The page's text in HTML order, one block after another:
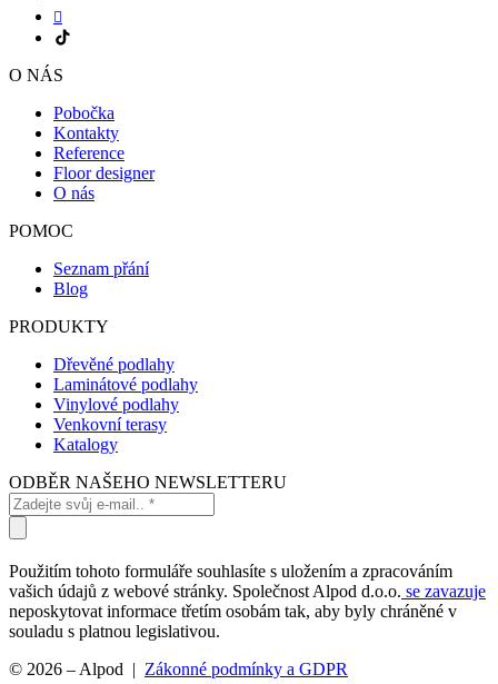
O NÁS
Pobočka
Kontakty
Reference
Floor designer
O nás
POMOC
Seznam přání
Blog
PRODUKTY
Dřevěné podlahy
Laminátové podlahy
Vinylové podlahy
Venkovní terasy
Katalogy
ODBĚR NAŠEHO NEWSLETTERU
Použitím tohoto formuláře souhlasíte s uložením a zpracováním
vašich údajů z webové stránky. Společnost Alpod d.o.o. se zavazuje
neposkytovat informace třetím osobám tak, aby byly chráněné v
souladu s platnou legislativou.
© 2026 – Alpod | Zákonné podmínky a GDPR